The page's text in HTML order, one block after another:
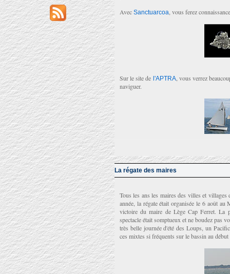
Avec Sanctuarcoa , vous ferez
Sur le site de l'APTRA, vous verrez
naviguer.
La régate des maires
Tous les ans les maires des villes et
année, la régate était organisée le 6 août
victoire du maire de Lège Cap Ferret. La
spectacle était somptueux et ne boudez pas
très belle journée d'été des Loups, un
ces mixtes si fréquents sur le bassin au